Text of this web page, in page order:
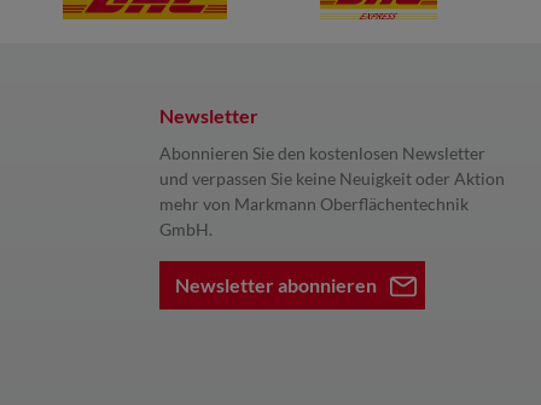
Newsletter
Abonnieren Sie den kostenlosen Newsletter
und verpassen Sie keine Neuigkeit oder Aktion
mehr von Markmann Oberflächentechnik
GmbH.
Newsletter abonnieren